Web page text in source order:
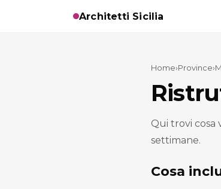
Architetti Sicilia
Home›Province›
Qui trovi cosa
settimane.
Cosa